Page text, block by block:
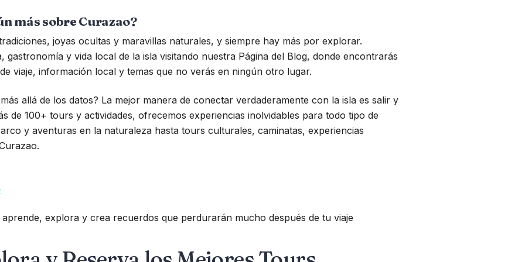
más sobre Curazao?
joyas ocultas y maravillas naturales, y siempre hay más por explorar.
gastronomía y vida local de la isla visitando nuestra Página del Blog, donde encontrarás
viaje, información local y temas que no verás en ningún otro lugar.
allá de los datos? La mejor manera de conectar verdaderamente con la isla es salir y
de 100+ tours y actividades, ofrecemos experiencias inolvidables para todo tipo de
y aventuras en la naturaleza hasta tours culturales, caminatas, experiencias
explora y crea recuerdos que perdurarán mucho después de tu viaje